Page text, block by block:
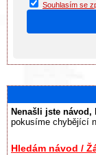
Souhlasím se
Nenašli jste návod,
pokusíme chybějící
Hledám návod /